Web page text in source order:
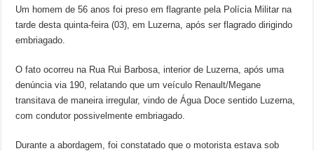
Um homem de 56 anos foi preso em flagrante pela Polícia Militar na
tarde desta quinta-feira (03), em Luzerna, após ser flagrado dirigindo
embriagado.
O fato ocorreu na Rua Rui Barbosa, interior de Luzerna, após uma
denúncia via 190, relatando que um veículo Renault/Megane
transitava de maneira irregular, vindo de Água Doce sentido Luzerna,
com condutor possivelmente embriagado.
Durante a abordagem, foi constatado que o motorista estava sob